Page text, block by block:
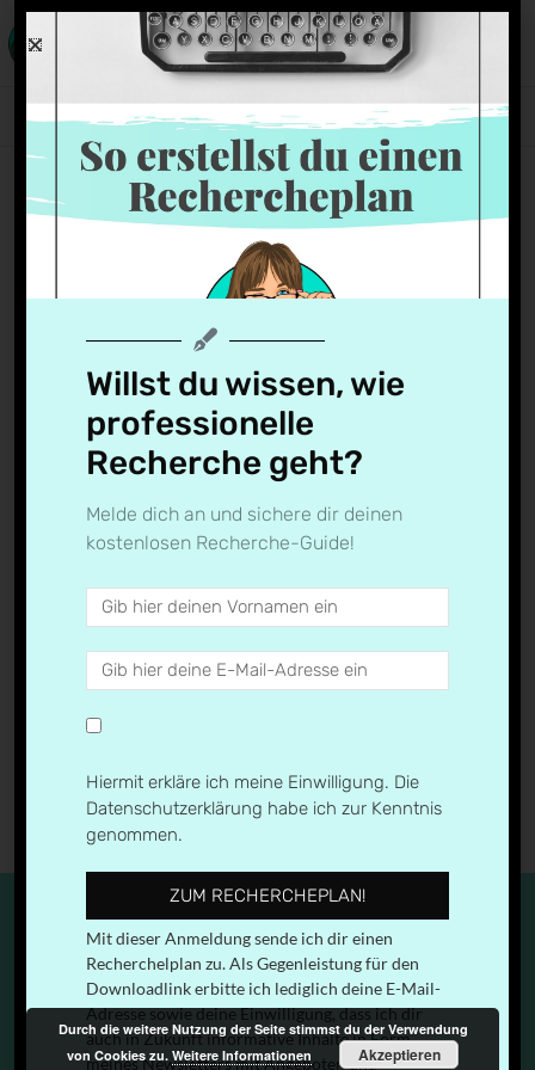
Blogbeitrag solveig haas ff
9. Mai 2019
← Previous
IMPRESSUM & DATENSCHUTZERKLÄRUNG
© 2026medien.geil| Designed by:Theme Freesia|
Durch die weitere Nutzung der Seite stimmst du der Verwendung
von Cookies zu.Weitere Informationen Akzeptieren
Willst du wissen, wie
professionelle
Recherche geht?
Melde dich an und sichere dir deinen
kostenlosen Recherche-Guide!
Hiermit erkläre ich meine Einwilligung. Die
Datenschutzerklärung habe ich zur Kenntnis
genommen.
ZUM RECHERCHEPLAN!
Mit dieser Anmeldung sende ich dir einen
Recherchelplan zu. Als Gegenleistung für den
Downloadlink erbitte ich lediglich deine E-Mail-
Adresse sowie deine Einwilligung, dass ich dir
auch in Zukunft informative Inhalte in Form
meines Newsletters mit Angeboten und